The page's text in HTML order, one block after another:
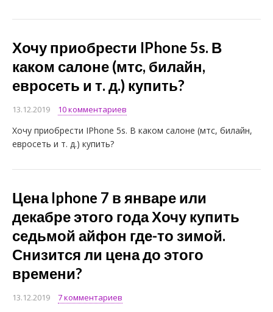
Хочу приобрести IPhone 5s. В
каком салоне (мтс, билайн,
евросеть и т. д.) купить?
13.12.2019 10 комментариев
Хочу приобрести IPhone 5s. В каком салоне (мтс, билайн,
евросеть и т. д.) купить?
Цена Iphone 7 в январе или
декабре этого года Хочу купить
седьмой айфон где-то зимой.
Снизится ли цена до этого
времени?
13.12.2019 7 комментариев